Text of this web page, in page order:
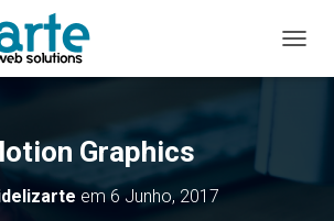
L
A
Graphics
em6 Junho, 2017